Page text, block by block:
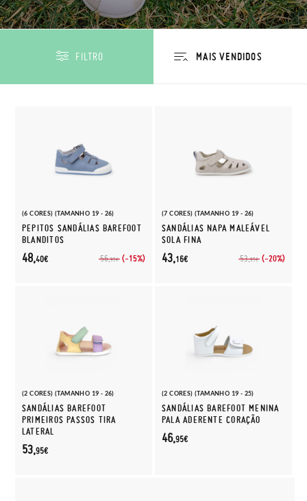
FILTRO
(6 CORES) (TAMANHO 19 - 26)
PEPITOS SANDÁLIAS BAREFOOT
BLANDITOS
56,95€ (-15%)
48,40€
(7 CORES) (TAMANHO 19 - 26)
SANDÁLIAS NAPA MALEÁVEL
SOLA FINA
53,95€ (-20%)
43,16€
(2 CORES) (TAMANHO 19 - 26)
SANDÁLIAS BAREFOOT
PRIMEIROS PASSOS TIRA
LATERAL
53,95€
(2 CORES) (TAMANHO 19 - 25)
SANDÁLIAS BAREFOOT MENINA
PALA ADERENTE CORAÇÃO
46,95€